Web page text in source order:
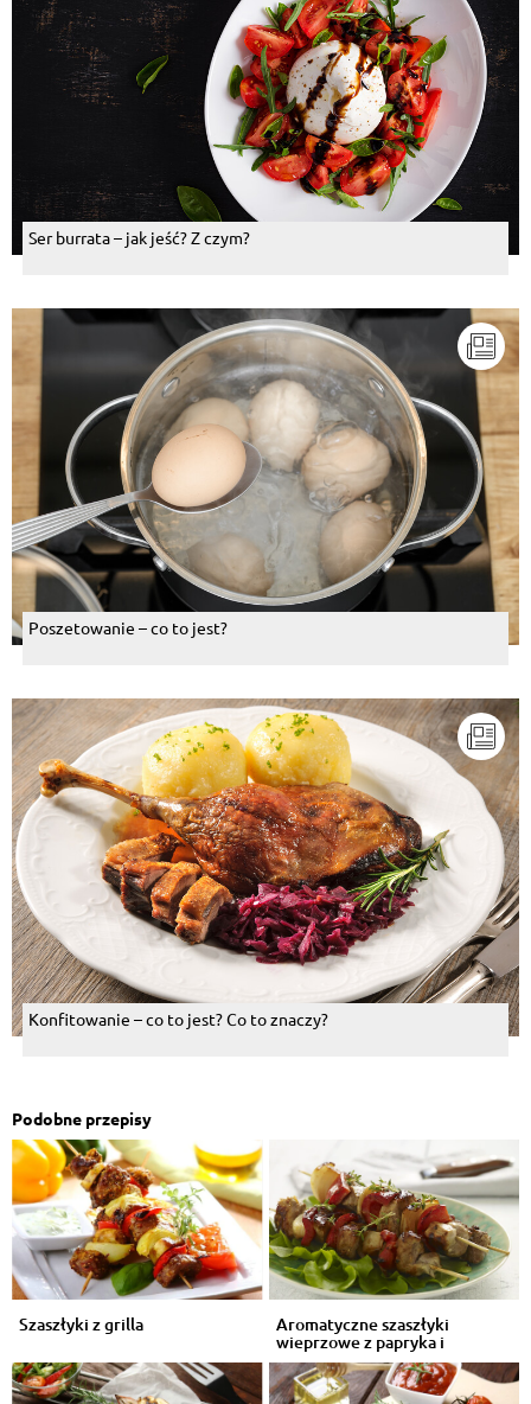
Ser burrata – jak jeść? Z czym?
Poszetowanie – co to jest?
Konfitowanie – co to jest? Co to znaczy?
Podobne przepisy
Szaszłyki z grilla Aromatyczne szaszłyki
wieprzowe z papryka i
boczkiem